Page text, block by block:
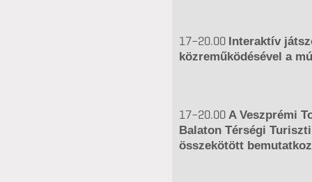
17–20.00 Interaktív
közreműködésével a
17–20.00 A Veszprémi
Balaton Térségi
összekötött